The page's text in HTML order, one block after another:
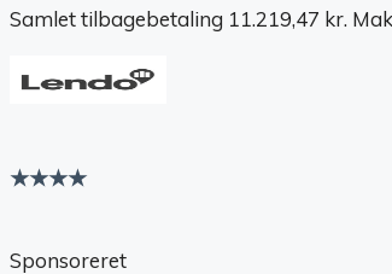
Samlet tilbagebetaling 11.219,47 kr.
★★★★
Sponsoreret